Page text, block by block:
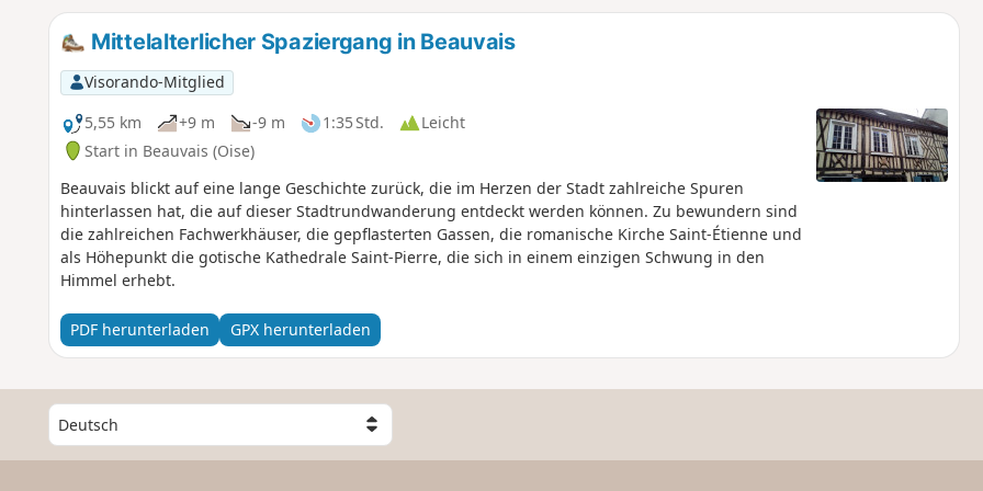
Mittelalterlicher Spaziergang in Beauvais
Visorando-Mitglied
5,55 km
+9 m -9 m 1:35 Std.
Leicht
Start in Beauvais (Oise)
Beauvais blickt auf eine lange Geschichte zurück, die im Herzen der Stadt zahlreiche Spuren
hinterlassen hat, die auf dieser Stadtrundwanderung entdeckt werden können. Zu bewundern sind
die zahlreichen Fachwerkhäuser, die gepflasterten Gassen, die romanische Kirche Saint-Étienne und
als Höhepunkt die gotische Kathedrale Saint-Pierre, die sich in einem einzigen Schwung in den
Himmel erhebt.
PDF herunterladen GPX herunterladen
W
ä
h